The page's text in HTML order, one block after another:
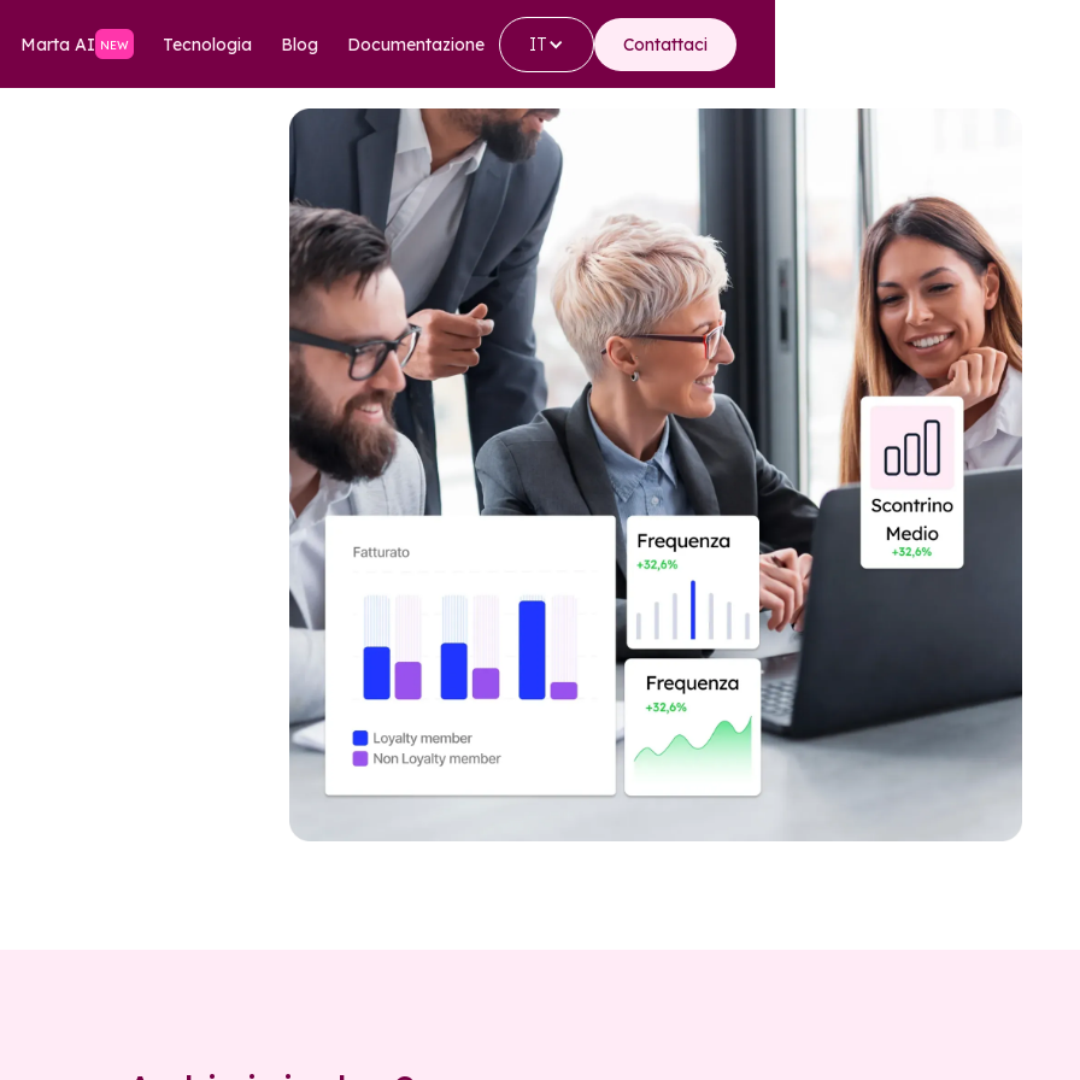
Marta AI NEW Tecnologia Blog Documentazione IT Contattaci